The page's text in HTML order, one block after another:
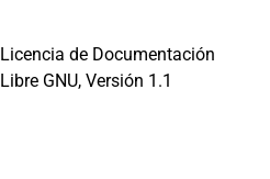
Licencia de Documentación
Libre GNU, Versión 1.1